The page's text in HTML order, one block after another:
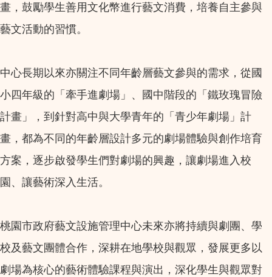
畫，鼓勵學生善用文化幣進行藝文消費，培養自主參與
藝文活動的習慣。
中心長期以來亦關注不同年齡層藝文參與的需求，從國
小四年級的「牽手進劇場」、國中階段的「鐵玫瑰冒險
計畫」，到針對高中與大學青年的「青少年劇場」計
畫，都為不同的年齡層設計多元的劇場體驗與創作培育
方案，逐步啟發學生們對劇場的興趣，讓劇場進入校
園、讓藝術深入生活。
桃園市政府藝文設施管理中心未來亦將持續與劇團、學
校及藝文團體合作，深耕在地學校與觀眾，發展更多以
劇場為核心的藝術體驗課程與演出，深化學生與觀眾對